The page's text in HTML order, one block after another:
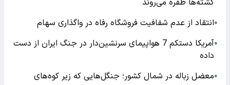
●انتقاد از عدم شفافیت فروشگاه رفاه در واگذاری سهام
●
آمریکا دستکم 7 هواپیمای سرنشین‌دار در جنگ ایران از دست
داده
●معضل زباله در شمال کشور؛ جنگل‌هایی که زیر کوه‌های